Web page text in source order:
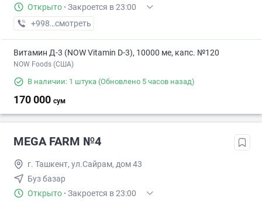
Открыто · Закроется в 23:00
+998 (55) XXX-XX-XX
смотреть
Витамин Д-3 (NOW Vitamin D-3), 10000 ме, капс. №120
NOW Foods (США)
В наличии: 1 штука (Обновлено 5 часов назад)
170 000 сум
MEGA FARM №4
г. Ташкент, ул.Сайрам, дом 43
Буз базар
Открыто · Закроется в 23:00